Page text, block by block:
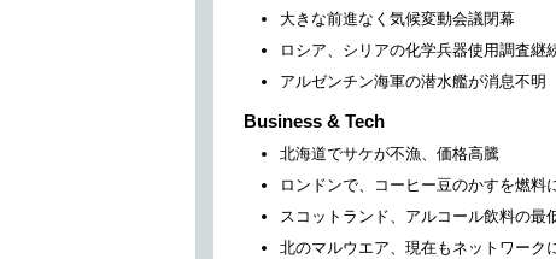
大きな前進なく気候変動会議閉幕
ロシア、シリアの化学兵器使用調査継
アルゼンチン海軍の潜水艦が消息不明
Business & Tech
北海道でサケが不漁、価格高騰
ロンドンで、コーヒー豆のかすを燃料
スコットランド、アルコール飲料の最
北のマルウエア、現在もネットワーク